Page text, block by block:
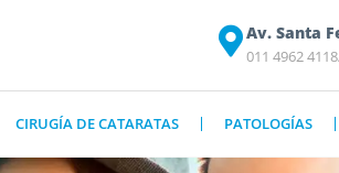
Av. Santa
011 4962
CIRUGÍA DE CATARATAS PATOLOGÍAS